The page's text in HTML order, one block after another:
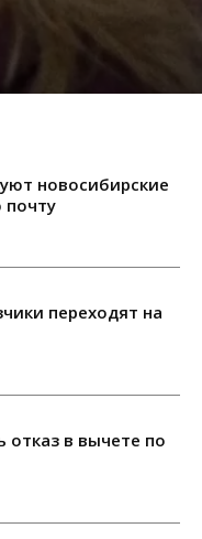
новосибирские
почту
переходят на
отказ в вычете по